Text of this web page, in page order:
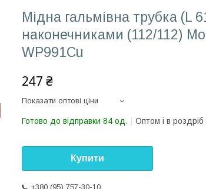
Мідна гальмівна трубка (L
наконечниками (112/112)
WP991Cu
247 ₴
Показати оптові ціни
Готово до відправки 84 од. Оптом і в роздріб
Купити
+380 (95) 757-30-10